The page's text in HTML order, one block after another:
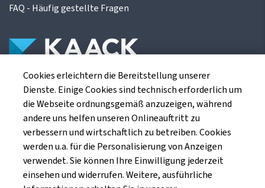
FAQ - Häufig gestellte Fragen
Die Kaack Terminhandel GmbH ist ein
Finanzdienstleistungsinstitut für die europäischen
Agrarterminbörsen.
Kaack Terminhandel GmbH
Am Markt 8
Cookies erleichtern die Bereitstellung unserer
Dienste. Einige Cookies sind technisch erforderlich um
die Webseite ordnungsgemäß anzuzeigen, während
andere uns helfen unseren Onlineauftritt zu
verbessern und wirtschaftlich zu betreiben. Cookies
werden u.a. für die Personalisierung von Anzeigen
verwendet. Sie können Ihre Einwilligung jederzeit
einsehen und widerrufen. Weitere, ausführliche